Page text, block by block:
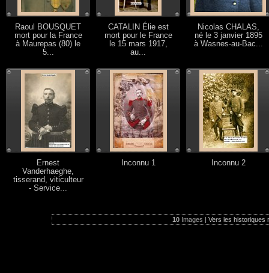
Raoul BOUSQUET
mort pour la France
à Maurepas (80) le
5...
CATALIN Élie est
mort pour le France
le 15 mars 1917,
au...
Nicolas CHALAS,
né le 3 janvier 1895
à Wasnes-au-Bac...
Ernest
Vanderhaeghe,
tisserand, viticulteur
- Service...
Inconnu 1 Inconnu 2
10Images | Vers les historiques